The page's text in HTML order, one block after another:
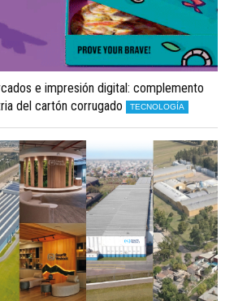
e impresión digital: complemento
del cartón corrugado
TECNOLOGÍA